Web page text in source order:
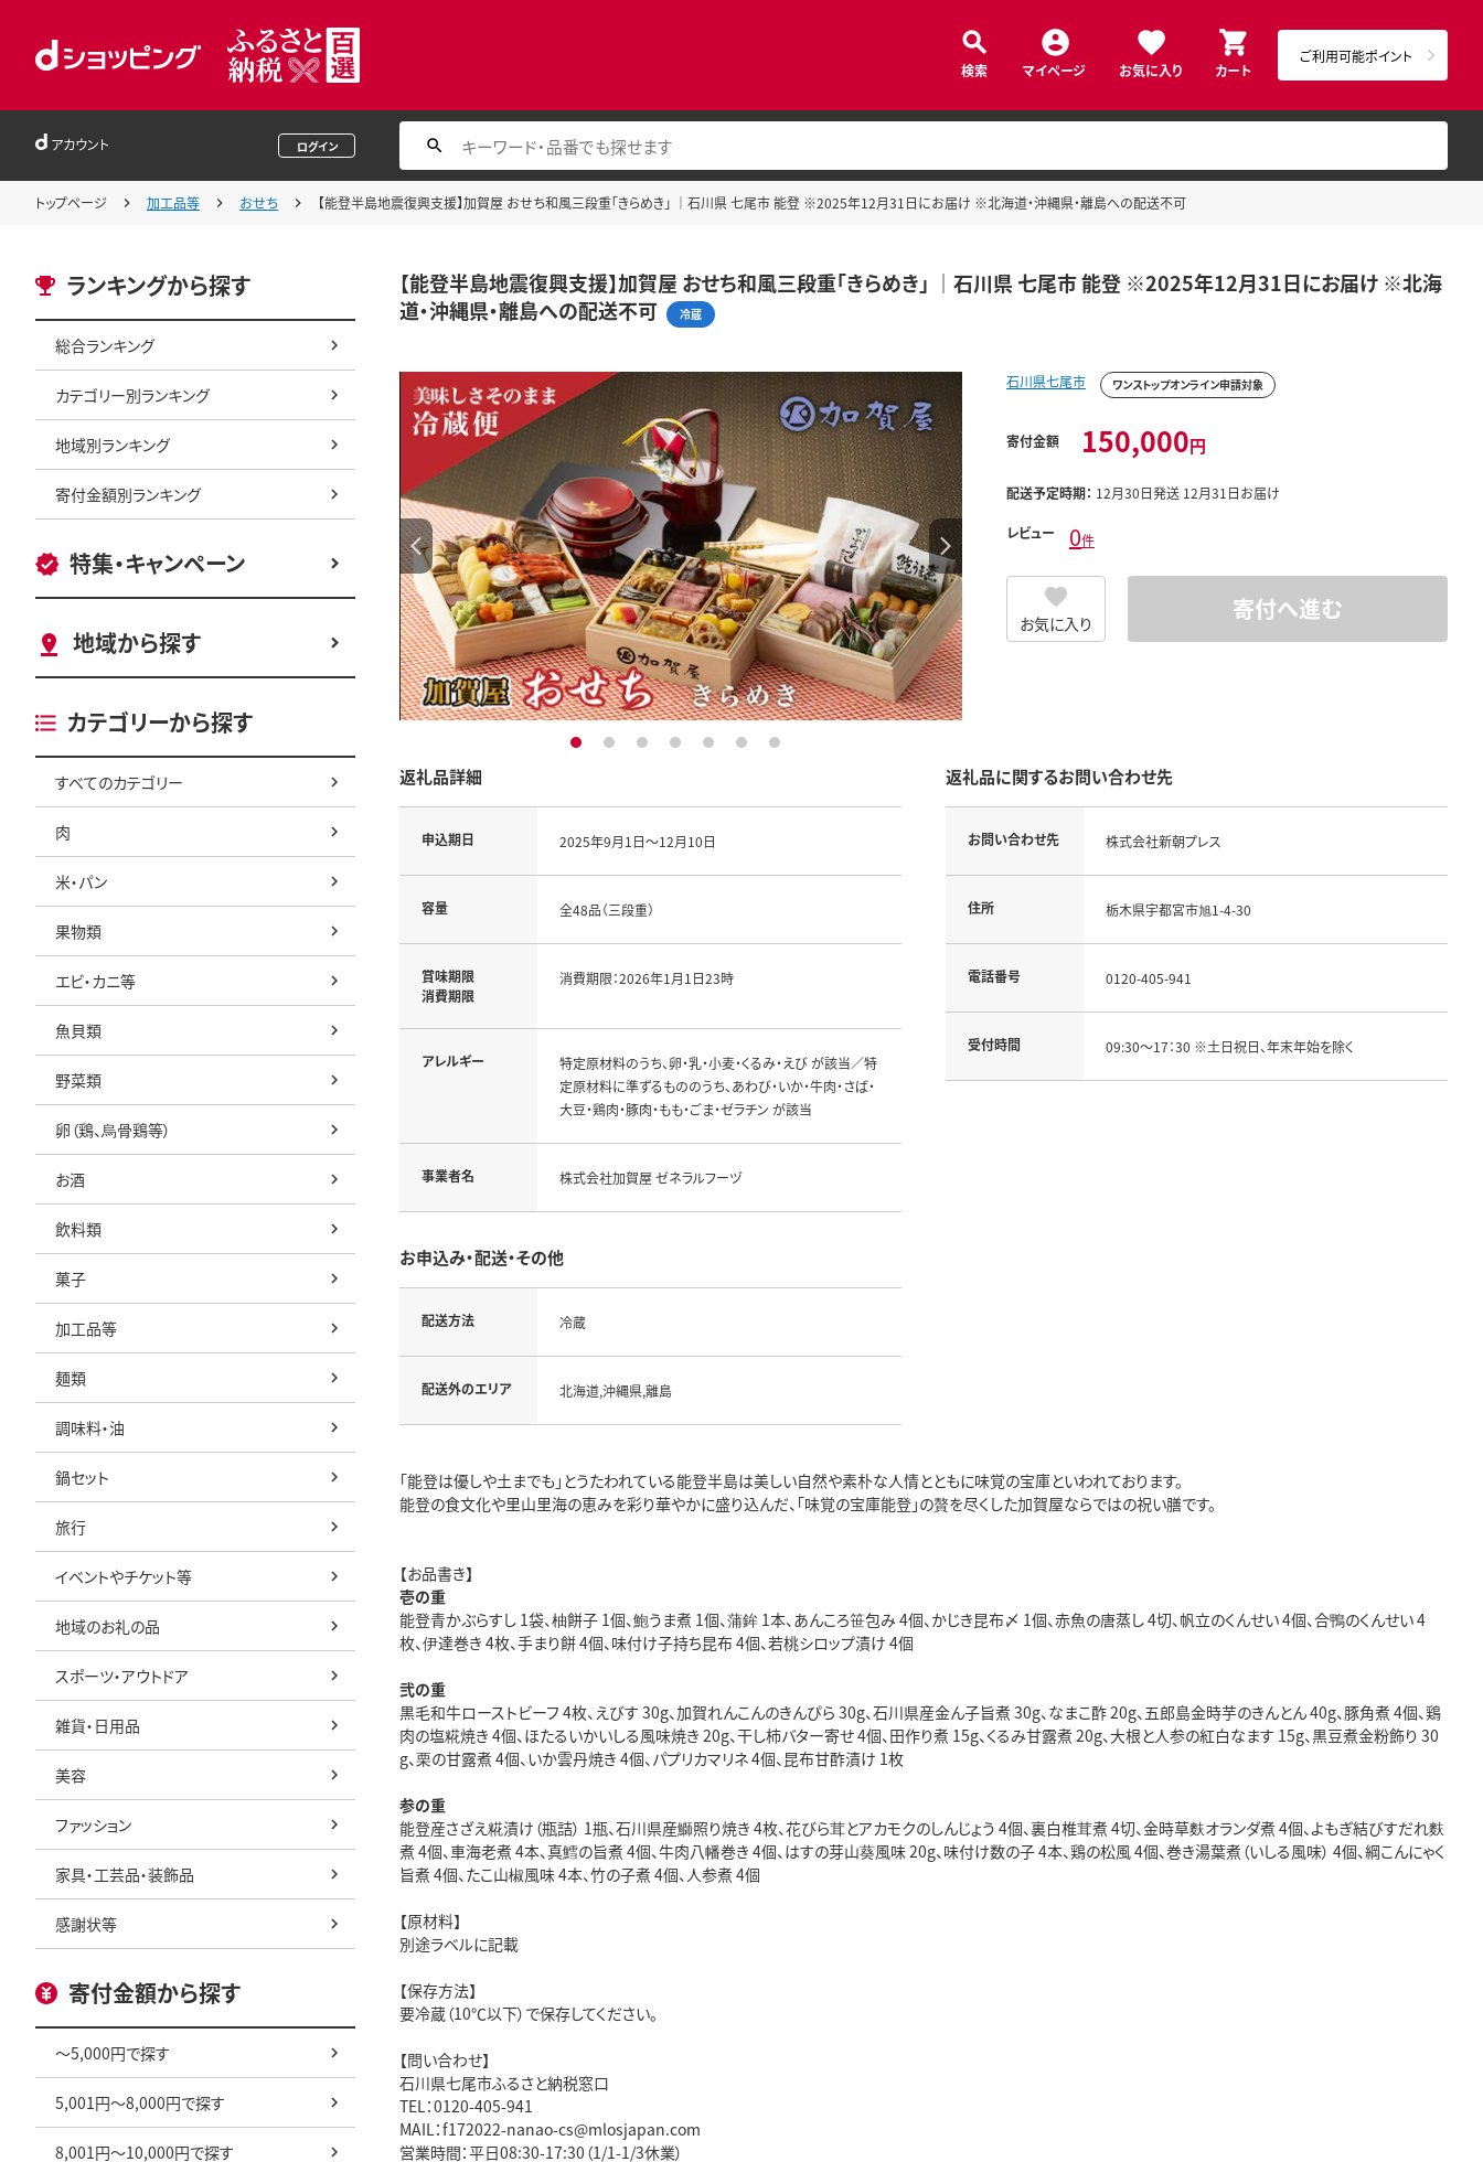
検索 マイページ お気に入り カート
ご利用可能ポイント
アカウント ログイン
トップページ 加工品等 おせち 【能登半島地震復興支援】加賀屋 おせち和風三段重「きらめき」 ｜石川県 七尾市 能登 ※2025年12月31日にお届け ※北海道・沖縄県・離島への配送不可
ランキングから探す
総合ランキング
カテゴリー別ランキング
地域別ランキング
寄付金額別ランキング
特集・キャンペーン
地域から探す
カテゴリーから探す
すべてのカテゴリー
肉
米・パン
果物類
エビ・カニ等
魚貝類
野菜類
卵（鶏、烏骨鶏等）
お酒
飲料類
菓子
加工品等
麺類
調味料・油
鍋セット
旅行
イベントやチケット等
地域のお礼の品
スポーツ・アウトドア
雑貨・日用品
美容
ファッション
家具・工芸品・装飾品
感謝状等
寄付金額から探す
～5,000円で探す
5,001円～8,000円で探す
8,001円～10,000円で探す
【能登半島地震復興支援】加賀屋 おせち和風三段重「きらめき」 ｜石川県 七尾市 能登 ※2025年12月31日にお届け ※北海
道・沖縄県・離島への配送不可
冷蔵
1 2 3 4 5 6 7
石川県七尾市 ワンストップオンライン申請対象
寄付金額 150,000円
配送予定時期： 12月30日発送 12月31日お届け
レビュー 0件
お気に入り 寄付へ進む
返礼品詳細
申込期日 2025年9月1日～12月10日
容量 全48品（三段重）
賞味期限
消費期限
消費期限：2026年1月1日23時
アレルギー
特定原材料のうち、卵・乳・小麦・くるみ・えび が該当／特
定原材料に準ずるもののうち、あわび・いか・牛肉・さば・
大豆・鶏肉・豚肉・もも・ごま・ゼラチン が該当
事業者名 株式会社加賀屋 ゼネラルフーヅ
お申込み・配送・その他
配送方法 冷蔵
配送外のエリア 北海道,沖縄県,離島
返礼品に関するお問い合わせ先
お問い合わせ先 株式会社新朝プレス
住所 栃木県宇都宮市旭1-4-30
電話番号 0120-405-941
受付時間 09:30～17：30 ※土日祝日、年末年始を除く
「能登は優しや土までも」とうたわれている能登半島は美しい自然や素朴な人情とともに味覚の宝庫といわれております。
能登の食文化や里山里海の恵みを彩り華やかに盛り込んだ、「味覚の宝庫能登」の贅を尽くした加賀屋ならではの祝い膳です。
【お品書き】
壱の重
能登青かぶらすし 1袋、柚餅子 1個、鮑うま煮 1個、蒲鉾 1本、あんころ笹包み 4個、かじき昆布〆 1個、赤魚の唐蒸し 4切、帆立のくんせい 4個、合鴨のくんせい 4
枚、伊達巻き 4枚、手まり餅 4個、味付け子持ち昆布 4個、若桃シロップ漬け 4個
弐の重
黒毛和牛ローストビーフ 4枚、えびす 30g、加賀れんこんのきんぴら 30g、石川県産金ん子旨煮 30g、なまこ酢 20g、五郎島金時芋のきんとん 40g、豚角煮 4個、鶏
肉の塩糀焼き 4個、ほたるいかいしる風味焼き 20g、干し柿バター寄せ 4個、田作り煮 15g、くるみ甘露煮 20g、大根と人参の紅白なます 15g、黒豆煮金粉飾り 30
g、栗の甘露煮 4個、いか雲丹焼き 4個、パプリカマリネ 4個、昆布甘酢漬け 1枚
参の重
能登産さざえ糀漬け（瓶詰） 1瓶、石川県産鰤照り焼き 4枚、花びら茸とアカモクのしんじょう 4個、裏白椎茸煮 4切、金時草麩オランダ煮 4個、よもぎ結びすだれ麩
煮 4個、車海老煮 4本、真鱈の旨煮 4個、牛肉八幡巻き 4個、はすの芽山葵風味 20g、味付け数の子 4本、鶏の松風 4個、巻き湯葉煮（いしる風味） 4個、綱こんにゃく
旨煮 4個、たこ山椒風味 4本、竹の子煮 4個、人参煮 4個
【原材料】
別途ラベルに記載
【保存方法】
要冷蔵（10℃以下）で保存してください。
【問い合わせ】
石川県七尾市ふるさと納税窓口
TEL：0120-405-941
MAIL：f172022-nanao-cs@mlosjapan.com
営業時間：平日08:30-17:30（1/1-1/3休業）